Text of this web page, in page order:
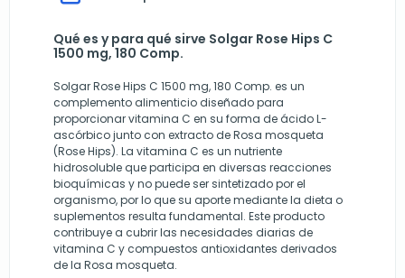
Qué es y para qué sirve Solgar Rose Hips C
1500 mg, 180 Comp.
Solgar Rose Hips C 1500 mg, 180 Comp. es un
complemento alimenticio diseñado para
proporcionar vitamina C en su forma de ácido L-
ascórbico junto con extracto de Rosa mosqueta
(Rose Hips). La vitamina C es un nutriente
hidrosoluble que participa en diversas reacciones
bioquímicas y no puede ser sintetizado por el
organismo, por lo que su aporte mediante la dieta o
suplementos resulta fundamental. Este producto
contribuye a cubrir las necesidades diarias de
vitamina C y compuestos antioxidantes derivados
de la Rosa mosqueta.